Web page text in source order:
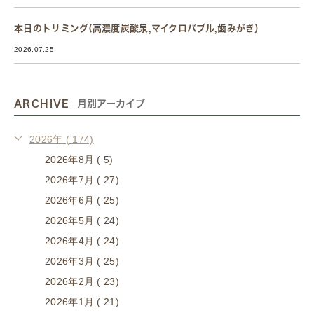
本日のトリミング(高濃度炭酸泉,マイクロバブル,歯みがき）
2026.07.25
ARCHIVE 月別アーカイブ
2026年 ( 174)
2026年8月 ( 5)
2026年7月 ( 27)
2026年6月 ( 25)
2026年5月 ( 24)
2026年4月 ( 24)
2026年3月 ( 25)
2026年2月 ( 23)
2026年1月 ( 21)